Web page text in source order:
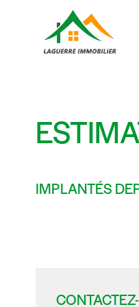
IMPLANTÉS